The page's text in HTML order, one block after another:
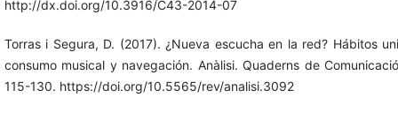
http://dx.doi.org/10.3916/C43-2014-07
Torras i Segura, D. (2017). ¿Nueva escucha en la red? Hábitos
consumo musical y navegación. Anàlisi. Quaderns de
115-130. https://doi.org/10.5565/rev/analisi.3092